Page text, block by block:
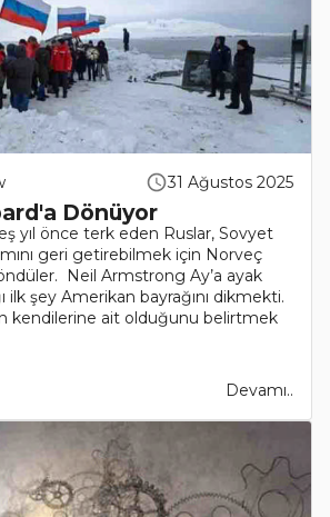
31 Ağustos 2025
Dönüyor
yıl önce terk eden Ruslar, Sovyet
geri getirebilmek için Norveç
Neil Armstrong Ay’a ayak
ilk şey Amerikan bayrağını dikmekti.
kendilerine ait olduğunu belirtmek
Devamı..